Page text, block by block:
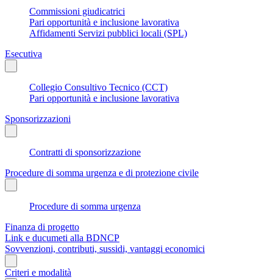
Commissioni giudicatrici
Pari opportunità e inclusione lavorativa
Affidamenti Servizi pubblici locali (SPL)
Esecutiva
Collegio Consultivo Tecnico (CCT)
Pari opportunità e inclusione lavorativa
Sponsorizzazioni
Contratti di sponsorizzazione
Procedure di somma urgenza e di protezione civile
Procedure di somma urgenza
Finanza di progetto
Link e ducumeti alla BDNCP
Sovvenzioni, contributi, sussidi, vantaggi economici
Criteri e modalità